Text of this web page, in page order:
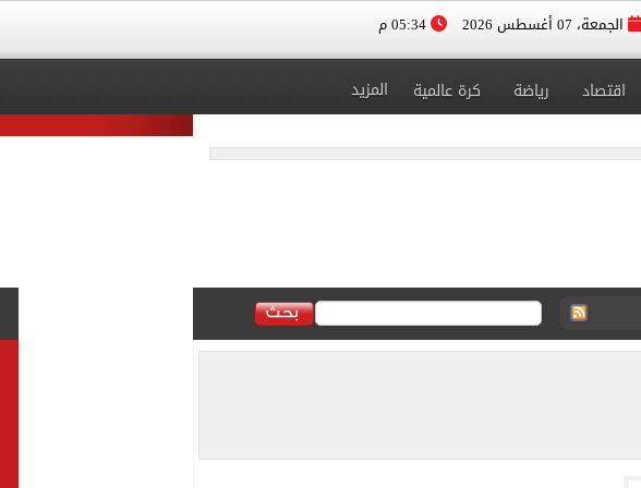
الجمعة، 07 أغسطس 2026
اقتصاد رياضة كرة عالمية المزيد